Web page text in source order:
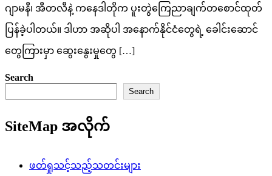
ဂျာမနီ၊ အီတလီနဲ့ ကနေဒါတိုက ပူးတွဲကြေညာချက်တစောင်ထုတ်
ပြန်ခဲ့ပါတယ်။ ဒါဟာ အဆိုပါ အနောက်နိုင်ငံတွေရဲ့ ခေါင်းဆောင်
တွေကြားမှာ ဆွေးနွေးမှုတွေ […]
Search
Search
SiteMap အလိုက်
ဖတ်ရှုသင့်သည့်သတင်းများ